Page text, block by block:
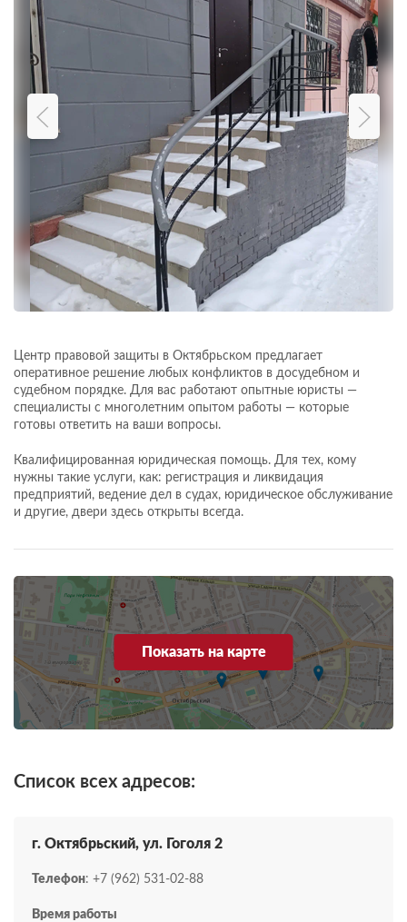
Центр правовой защиты в Октябрьском предлагает
оперативное решение любых конфликтов в досудебном и
судебном порядке. Для вас работают опытные юристы —
специалисты с многолетним опытом работы — которые
готовы ответить на ваши вопросы.
Квалифицированная юридическая помощь. Для тех, кому
нужны такие услуги, как: регистрация и ликвидация
предприятий, ведение дел в судах, юридическое обслуживание
и другие, двери здесь открыты всегда.
Показать на карте
Список всех адресов:
г. Октябрьский, ул. Гоголя 2
Телефон: +7 (962) 531-02-88
Время работы